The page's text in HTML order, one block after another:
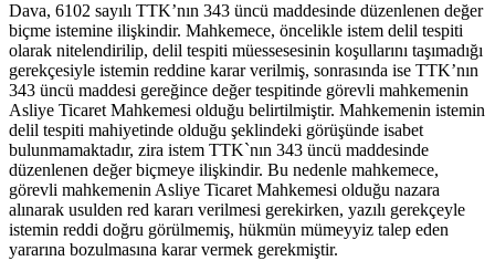
Dava, 6102 sayılı TTK’nın 343 üncü maddesinde düzenlenen değer
biçme istemine ilişkindir. Mahkemece, öncelikle istem delil tespiti
olarak nitelendirilip, delil tespiti müessesesinin koşullarını taşımadığı
gerekçesiyle istemin reddine karar verilmiş, sonrasında ise TTK’nın
343 üncü maddesi gereğince değer tespitinde görevli mahkemenin
Asliye Ticaret Mahkemesi olduğu belirtilmiştir. Mahkemenin istemin
delil tespiti mahiyetinde olduğu şeklindeki görüşünde isabet
bulunmamaktadır, zira istem TTK`nın 343 üncü maddesinde
düzenlenen değer biçmeye ilişkindir. Bu nedenle mahkemece,
görevli mahkemenin Asliye Ticaret Mahkemesi olduğu nazara
alınarak usulden red kararı verilmesi gerekirken, yazılı gerekçeyle
istemin reddi doğru görülmemiş, hükmün mümeyyiz talep eden
yararına bozulmasına karar vermek gerekmiştir.